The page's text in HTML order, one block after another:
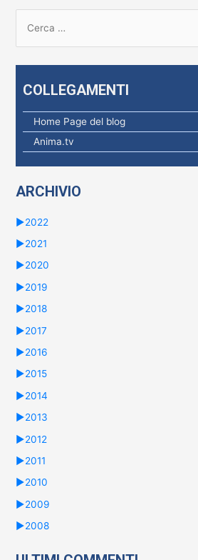
r
COLLEGAMENTI
Home Page del blog
Anima.tv
ARCHIVIO
►2022
►2021
►2020
►2019
►2018
►2017
►2016
►2015
►2014
►2013
►2012
►2011
►2010
►2009
►2008